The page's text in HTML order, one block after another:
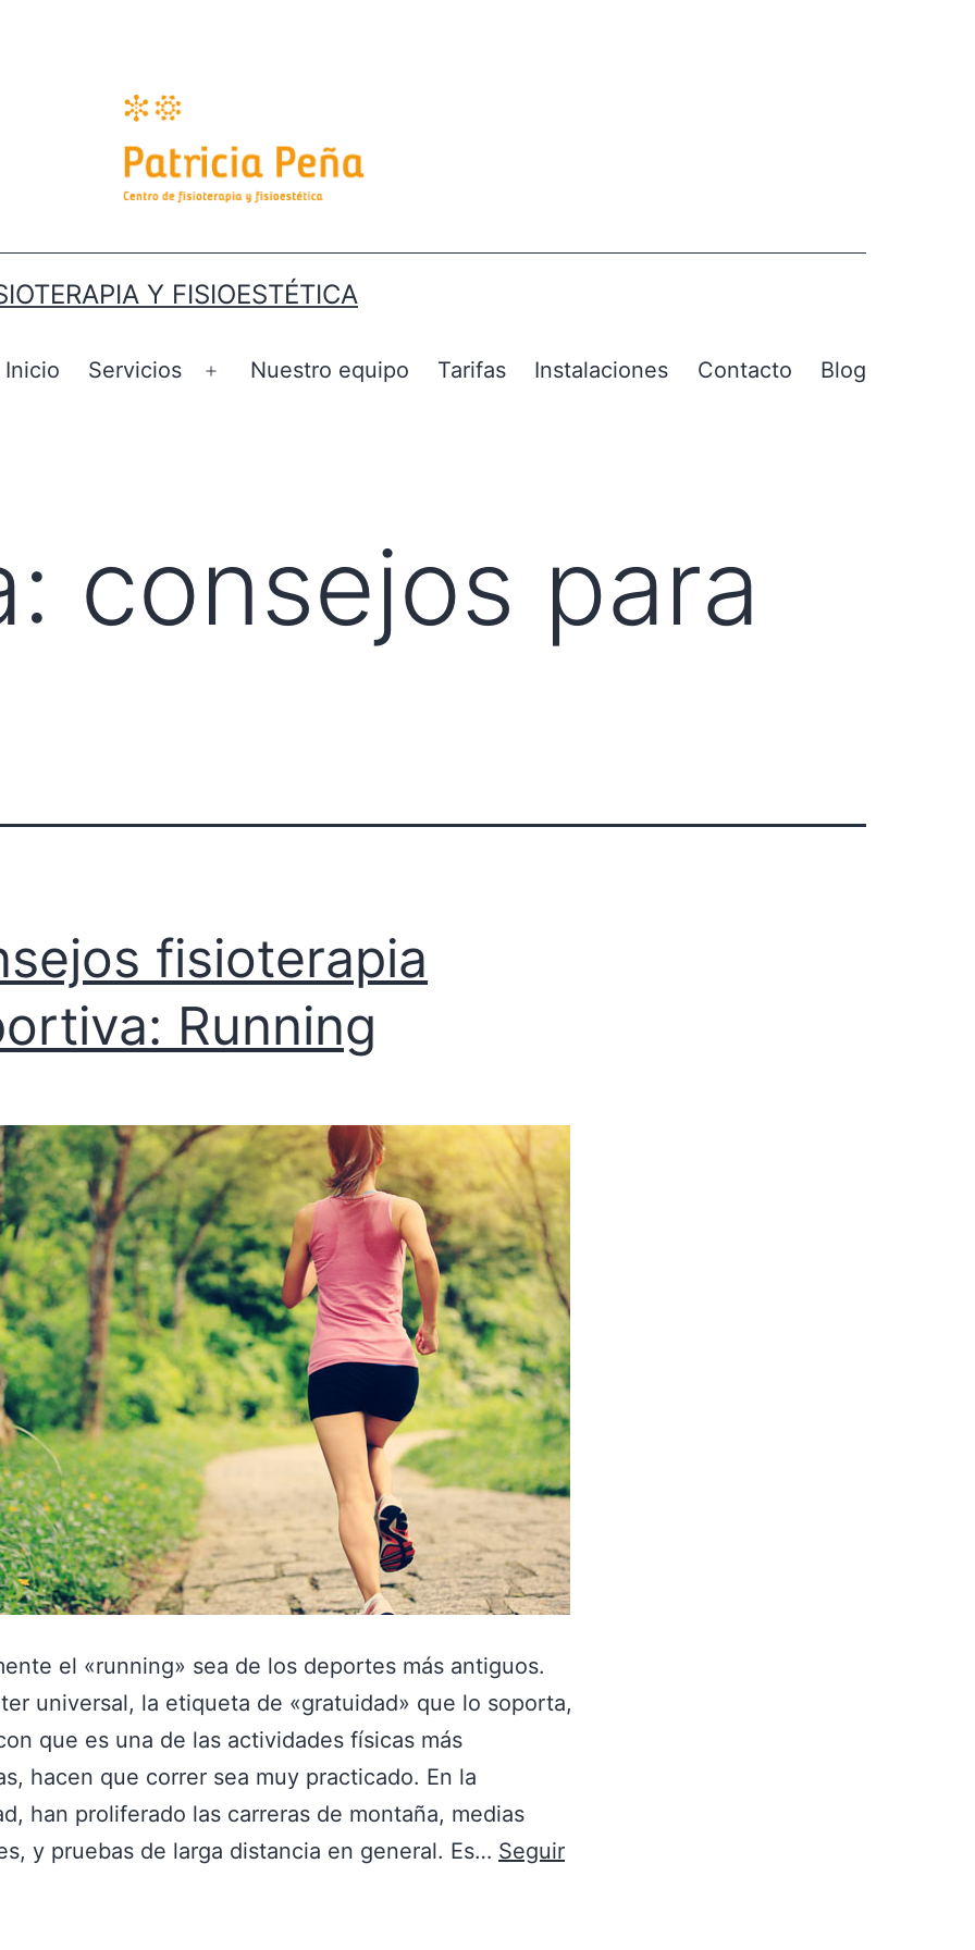
Y FISIOESTÉTICA
Inicio Servicios Nuestro equipo Tarifas Instalaciones Contacto Blog
consejos para
fisioterapia
Running
el «running» sea de los deportes más antiguos.
universal, la etiqueta de «gratuidad» que lo soporta,
que es una de las actividades físicas más
hacen que correr sea muy practicado. En la
han proliferado las carreras de montaña, medias
y pruebas de larga distancia en general. Es… Seguir